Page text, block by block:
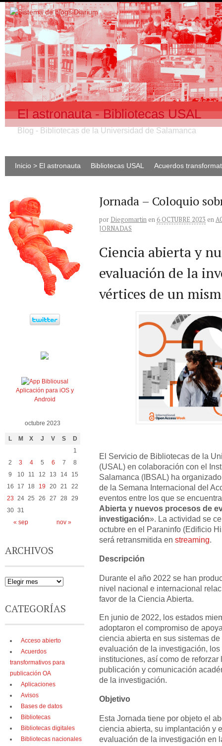
El astronauta - Bibliotecas USAL
Blog - Bibliotecas de la Universidad de Salamanca
Inicio > El astronauta Bibliotecas USAL Acuerdos
Jornada – Coloquio
por Diegomartin en 6 OCTUBRE 2023 en
JORNADAS
Ciencia abierta y
evaluación de la
vértices de un
El Servicio de Bibliotecas de la
(USAL) en colaboración con el
Salamanca (IBSAL) ha
de la Semana Internacional del
eventos entre los que se
Abierta y nuevos procesos de
investigación». La actividad se
octubre en el Paraninfo (Edificio
será retransmitida en streaming.
Descripción
Durante el año 2022 se han
nivel nacional e internacional
favor de la Ciencia Abierta.
En junio de 2022, los estados
adoptaron el compromiso de
ciencia abierta en sus sistemas
evaluación de la investigación,
instituciones, así como de
publicación y comunicación
de la investigación.
Objetivo
Esta Jornada tiene por objeto el
ciencia abierta, su implantación y
evaluación de la investigación en
Aplicación para iOS y
Android
octubre 2023
L M X J V S D
« sep nov »
1
2
3 4 5 6 7
8
9
10 11 12 13 14
15
16
17 18 19 20 21
22
23 24 25 26 27 28
29
30 31
ARCHIVOS
CATEGORÍAS
Acceso abierto
Acuerdos
transformativos para
publicación OA
Aplicaciones
Avisos
Bases de datos
Bibliotecas
Bibliotecas digitales
Bibliotecas nacionales